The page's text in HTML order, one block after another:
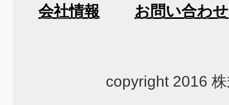
会社情報
お問い合わせ
copyright 2016